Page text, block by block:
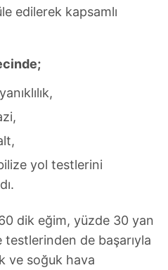
edilerek kapsamlı
yol testlerini
dik eğim, yüzde 30 yan
de başarıyla
ve soğuk hava